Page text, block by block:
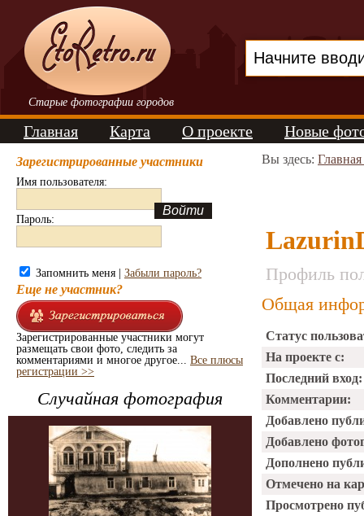
Старые фотографии городов
Главная Карта О проекте Новые
Зарегистрированные участники
Имя пользователя:
Пароль:
Запомнить меня | Забыли пароль?
Еще не участник?
Зарегистрированные участники могут
размещать свои фото, следить за
комментариями и многое другое... Все плюсы
регистрации >>
Случайная фотография
Вы здесь:
Профиль
Общая
Статус
На проекте с:
Последний вход:
Комментарии:
Добавлено
Добавлено
Дополнено
Отмечено на
Просмотрено